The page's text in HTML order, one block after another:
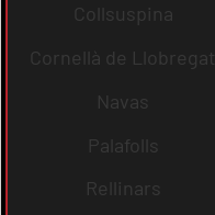
Collsuspina
Cornellà de Llobregat
Navas
Palafolls
Rellinars